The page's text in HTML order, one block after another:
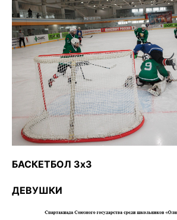
БАСКЕТБОЛ 3х3
ДЕВУШКИ